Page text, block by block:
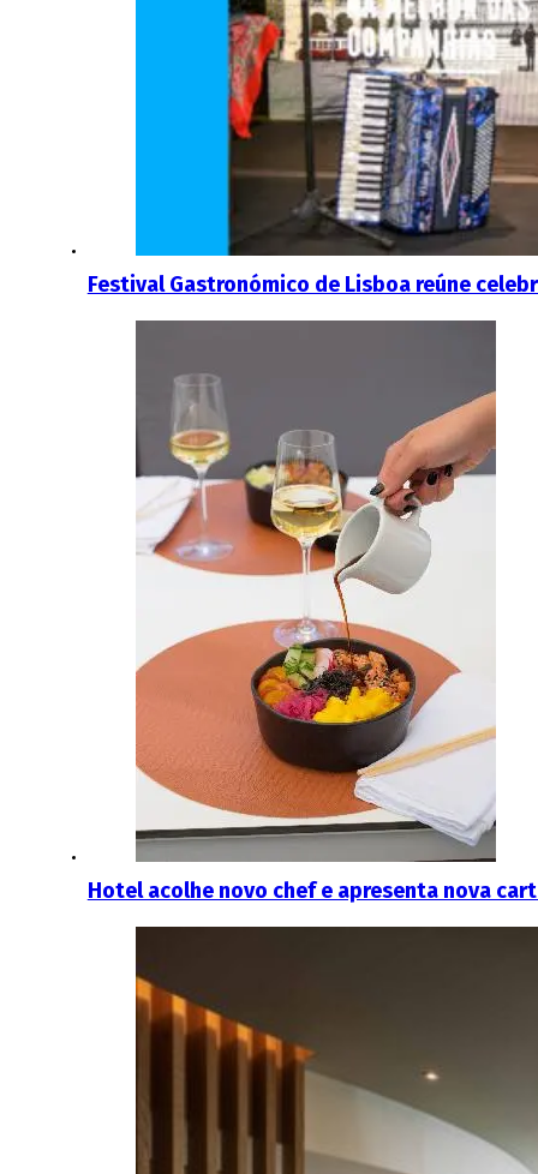
Festival Gastronómico de Lisboa reúne
Hotel acolhe novo chef e apresenta nova